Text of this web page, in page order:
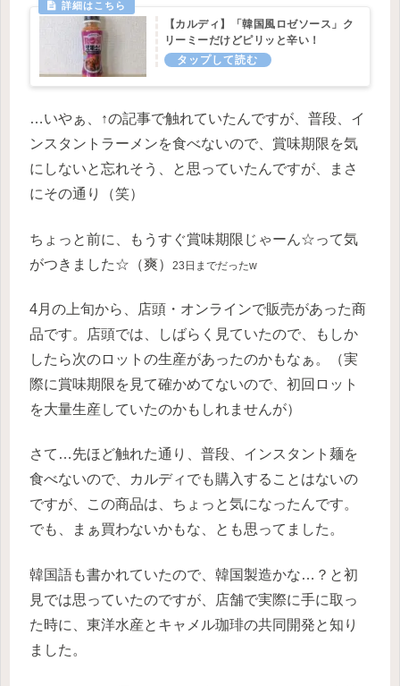
【カルディ】「韓国風ロゼソース」ク
リーミーだけどピリッと辛い！
…いやぁ、↑の記事で触れていたんですが、普段、イ
ンスタントラーメンを食べないので、賞味期限を気
にしないと忘れそう、と思っていたんですが、まさ
にその通り（笑）
ちょっと前に、もうすぐ賞味期限じゃーん☆って気
がつきました☆（爽）
23日までだったw
4月の上旬から、店頭・オンラインで販売があった商
品です。店頭では、しばらく見ていたので、もしか
したら次のロットの生産があったのかもなぁ。（実
際に賞味期限を見て確かめてないので、初回ロット
を大量生産していたのかもしれませんが）
さて…先ほど触れた通り、普段、インスタント麺を
食べないので、カルディでも購入することはないの
ですが、この商品は、ちょっと気になったんです。
でも、まぁ買わないかもな、とも思ってました。
韓国語も書かれていたので、韓国製造かな…？と初
見では思っていたのですが、店舗で実際に手に取っ
た時に、東洋水産とキャメル珈琲の共同開発と知り
ました。